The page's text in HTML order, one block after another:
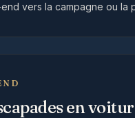
vers la campagne ou la
en